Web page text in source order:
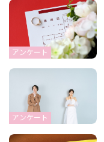
アンケート
アンケート